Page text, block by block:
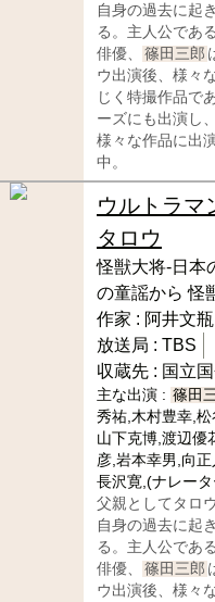
自身の過去に起
る。主人公であ
俳優、
篠田三郎
ウ出演後、様々
じく特撮作品で
ーズにも出演し
様々な作品に出
中。
ウルトラマ
タロウ
怪獣大将-日本
の童謡から 怪
作家 : 阿井文瓶
放送局 : TBS
収蔵先 : 国立
主な出演 : 篠田
秀祐,木村豊幸,
山下克博,渡辺優
彦,岩本幸男,向
長沢寛,(ナレー
父親としてタロ
自身の過去に起
る。主人公であ
俳優、
篠田三郎
ウ出演後、様々